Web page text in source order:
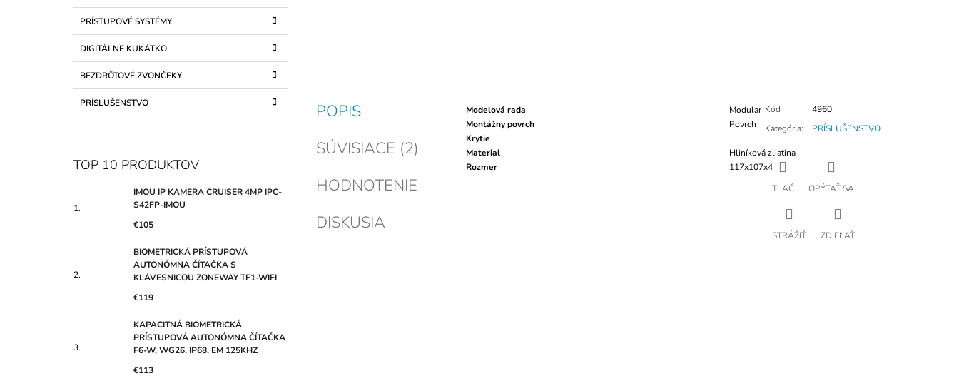
PRÍSTUPOVÉ SYSTÉMY
DIGITÁLNE KUKÁTKO
BEZDRÔTOVÉ ZVONČEKY
PRÍSLUŠENSTVO
TOP 10 PRODUKTOV
IMOU IP KAMERA CRUISER 4MP IPC-
S42FP-IMOU
€105
BIOMETRICKÁ PRÍSTUPOVÁ
AUTONÓMNA ČÍTAČKA S
KLÁVESNICOU ZONEWAY TF1-WIFI
€119
KAPACITNÁ BIOMETRICKÁ
PRÍSTUPOVÁ AUTONÓMNA ČÍTAČKA
F6-W, WG26, IP68, EM 125KHZ
€113
POPIS
SÚVISIACE (2)
HODNOTENIE
DISKUSIA
Modelová rada
Modular
Montážny povrch
Povrch
Krytie
Material
Hliníková zliatina
Rozmer
117x107x4
Kód
4960
Kategória: PRÍSLUŠENSTVO
TLAČ OPÝTAŤ SA
STRÁŽIŤ ZDIEĽAŤ